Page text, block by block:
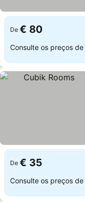
De € 80
Consulte os preços de
De € 35
Consulte os preços de